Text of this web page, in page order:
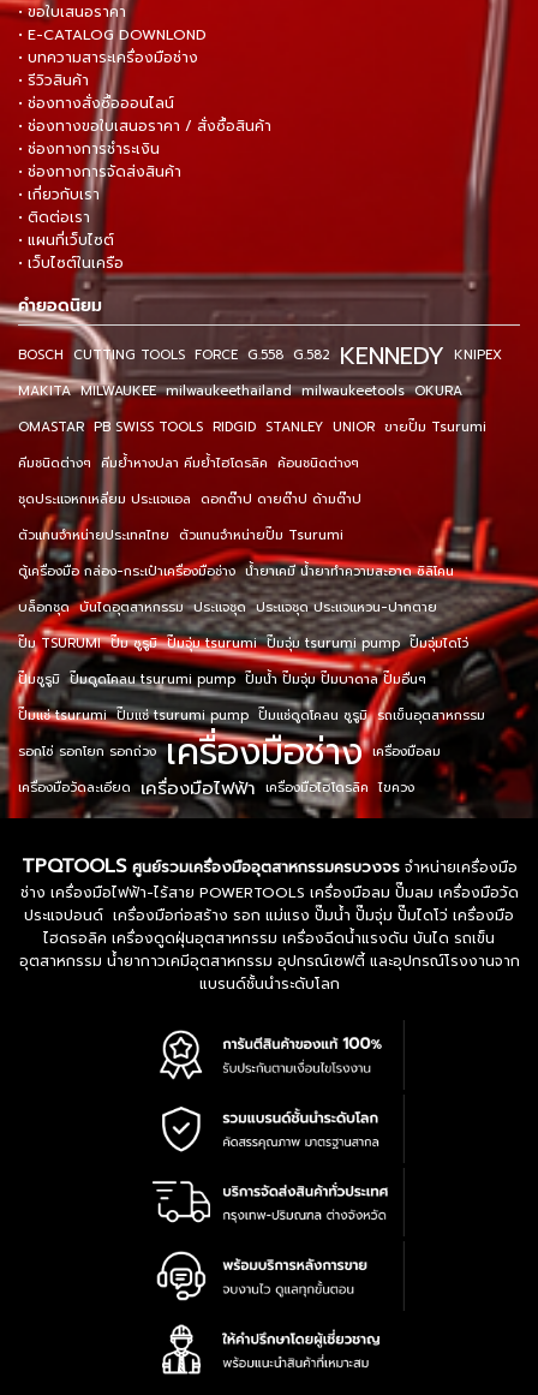
• ขอใบเสนอราคา
• E-CATALOG DOWNLOND
• บทความสาระเครื่องมือช่าง
• รีวิวสินค้า
• ช่องทางสั่งซื้อออนไลน์
• ช่องทางขอใบเสนอราคา / สั่งซื้อสินค้า
• ช่องทางการชำระเงิน
• ช่องทางการจัดส่งสินค้า
• เกี่ยวกับเรา
• ติดต่อเรา
• แผนที่เว็บไซต์
• เว็บไซต์ในเครือ
คำยอดนิยม
BOSCH CUTTING TOOLS FORCE G.558 G.582 KENNEDY KNIPEX
MAKITA MILWAUKEE milwaukeethailand milwaukeetools OKURA
OMASTAR PB SWISS TOOLS RIDGID STANLEY UNIOR ขายปั๊ม Tsurumi
คีมชนิดต่างๆ คีมย้ำหางปลา คีมย้ำไฮโดรลิค ค้อนชนิดต่างๆ
ชุดประแจหกเหลี่ยม ประแจแอล ดอกต๊าป ดายต๊าป ด้ามต๊าป
ตัวแทนจำหน่ายประเทศไทย ตัวแทนจำหน่ายปั๊ม Tsurumi
ตู้เครื่องมือ กล่อง-กระเป๋าเครื่องมือช่าง น้ำยาเคมี น้ำยาทำความสะอาด ซิลิโคน
บล็อกชุด บันไดอุตสาหกรรม ประแจชุด ประแจชุด ประแจแหวน-ปากตาย
ปั๊ม TSURUMI ปั๊ม ซูรูมิ ปั๊มจุ่ม tsurumi ปั๊มจุ่ม tsurumi pump ปั๊มจุ่มไดโว่
ปั๊มซูรูมิ ปั๊มดูดโคลน tsurumi pump ปั๊มน้ำ ปั๊มจุ่ม ปั๊มบาดาล ปั๊มอื่นๆ
ปั๊มแช่ tsurumi ปั๊มแช่ tsurumi pump ปั๊มแช่ดูดโคลน ซูรูมิ รถเข็นอุตสาหกรรม
รอกโซ่ รอกโยก รอกถ่วง เครื่องมือช่าง เครื่องมือลม
เครื่องมือวัดละเอียด เครื่องมือไฟฟ้า เครื่องมือไฮโดรลิค ไขควง
TPQTOOLS ศูนย์รวมเครื่องมืออุตสาหกรรมครบวงจรจำหน่ายเครื่องมือ
ช่าง เครื่องมือไฟฟ้า-ไร้สาย POWERTOOLS เครื่องมือลม ปั๊มลม เครื่องมือวัด
ประแจปอนด์ เครื่องมือก่อสร้าง รอก แม่แรง ปั๊มน้ำ ปั๊มจุ่ม ปั๊มไดโว่ เครื่องมือ
ไฮดรอลิค เครื่องดูดฝุ่นอุตสาหกรรม เครื่องฉีดน้ำแรงดัน บันได รถเข็น
อุตสาหกรรม น้ำยากาวเคมีอุตสาหกรรม อุปกรณ์เซฟตี้ และอุปกรณ์โรงงานจาก
แบรนด์ชั้นนำระดับโลก